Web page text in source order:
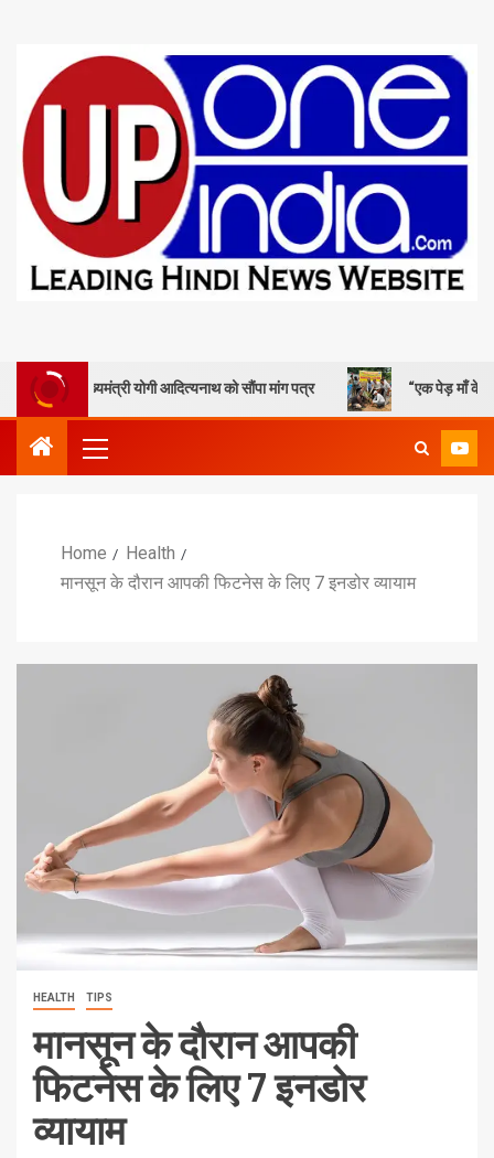
योगी आदित्यनाथ को सौंपा मांग पत्र “एक पेड़ माँ के नाम” – सेण्ट
Home
Health
मानसून के दौरान आपकी फिटनेस के लिए 7 इनडोर व्यायाम
HEALTH TIPS
मानसून के दौरान आपकी
फिटनेस के लिए 7 इनडोर
व्यायाम